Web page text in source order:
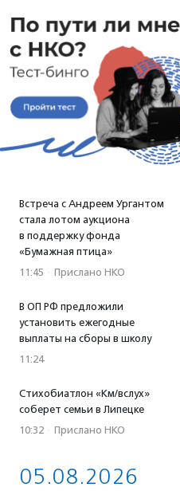
Встреча с Андреем Ургантом
стала лотом аукциона
в поддержку фонда
«Бумажная птица»
11:45 · Прислано НКО
В ОП РФ предложили
установить ежегодные
выплаты на сборы в школу
11:24
Стихобиатлон «Км/вслух»
соберет семьи в Липецке
10:32 · Прислано НКО
05.08.2026